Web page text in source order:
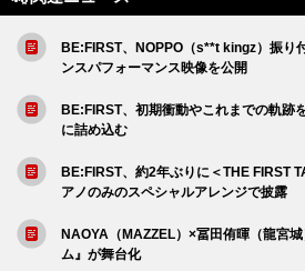
BE:FIRST、NOPPO（s**t kingz）振り
ンスパフォーマンス映像を公開
BE:FIRST、初期衝動やこれまでの軌跡
に詰め込む
BE:FIRST、約2年ぶりに＜THE FIRST
アノのみのスペシャルアレンジで披露
NAOYA（MAZZEL）×冨田侑暉（龍宮
ム』が舞台化